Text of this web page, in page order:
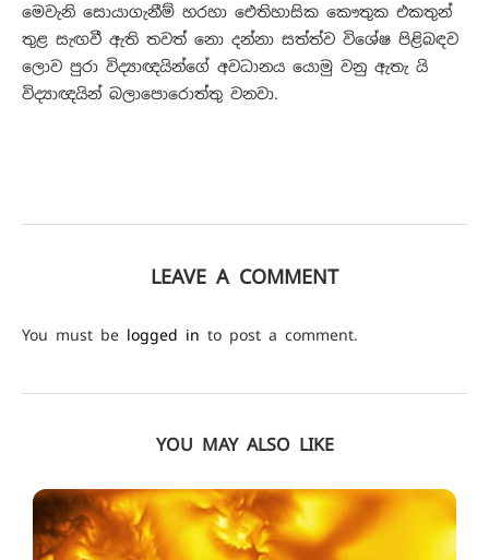
මෙවැනි සොයාගැනීම් හරහා ඓතිහාසික කෞතුක එකතුන්
තුළ සැඟවී ඇති තවත් නො දන්නා සත්ත්ව විශේෂ පිළිබඳව
ලොව පුරා විද්‍යාඥයින්ගේ අවධානය යොමු වනු ඇතැ යි
විද්‍යාඥයින් බලාපොරොත්තු වනවා.
LEAVE A COMMENT
You must be logged in to post a comment.
YOU MAY ALSO LIKE